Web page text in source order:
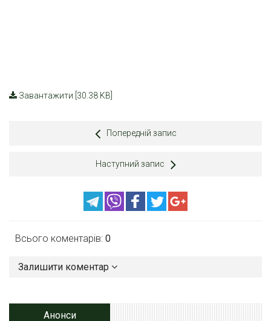
Завантажити [30.38 KB]
Попередній запис
Наступний запис
Всього коментарів: 0
Залишити коментар
Анонси